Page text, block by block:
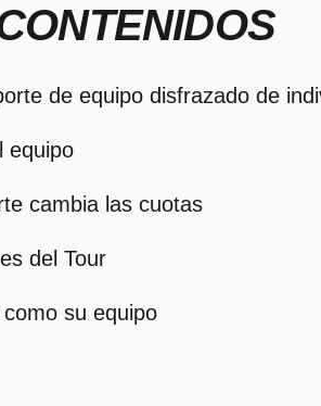
de equipo disfrazado de
equipo
cambia las cuotas
del Tour
su equipo